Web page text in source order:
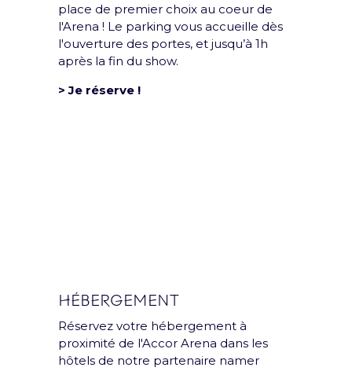
Mentions légales et CGU
Politique de confidentialité
Rejoins la team
Politique RSE
place de premier choix au coeur de
l'Arena ! Le parking vous accueille dès
l'ouverture des portes, et jusqu’à 1h
après la fin du show.
> Je réserve !
HÉBERGEMENT
Réservez votre hébergement à
proximité de l'Accor Arena dans les
hôtels de notre partenaire namer